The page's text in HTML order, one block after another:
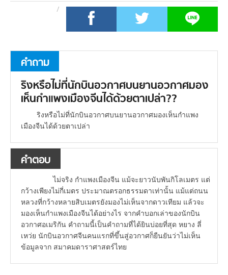
คำถาม
ริงหรือไม่ที่นักบินอวกาศบนยานอวกาศมอง
เห็นกำแพงเมืองจีนได้ด้วยตาเปล่า??
ริงหรือไม่ที่นักบินอวกาศบนยานอวกาศมองเห็นกำแพง
เมืองจีนได้ด้วยตาเปล่า
คำตอบ
ไม่จริง กำแพงเมืองจีน แม้จะยาวนับพันกิโลเมตร แต่
กว้างเพียงไม่กี่เมตร ประมาณตรอกธรรมดาเท่านั้น แม้แต่ถนน
หลวงที่กว้างหลายสิบเมตรยังมองไม่เห็นจากดาวเทียม แล้วจะ
มองเห็นกำแพงเมืองจีนได้อย่างไร จากคำบอกเล่าของนักบิน
อวกาศอเมริกัน คำถามนี้เป็นคำถามที่ได้ยินบ่อยที่สุด หยาง ลี่
เหว่ย นักบินอวกาศจีนคนแรกที่ขึ้นสู่อวกาศก็ยืนยันว่าไม่เห็น
ข้อมูลจาก สมาคมดาราศาสตร์ไทย